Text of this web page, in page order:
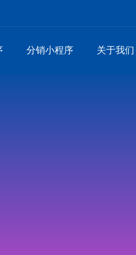
分销小程序 关于我们